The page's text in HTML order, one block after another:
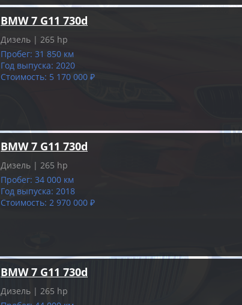
BMW 7 G11 730d
Дизель | 265 hp
Пробег: 31 850 км
Год выпуска: 2020
Стоимость: 5 170 000 ₽
BMW 7 G11 730d
Дизель | 265 hp
Пробег: 34 000 км
Год выпуска: 2018
Стоимость: 2 970 000 ₽
BMW 7 G11 730d
Дизель | 265 hp